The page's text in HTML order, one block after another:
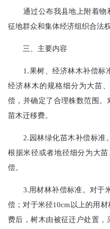
通过公布我县地上附着物
征地群众和集体经济组织合法
三、主要内容
1.果树、经济林木补偿标准
经济林木的规格细分为大苗
偿，并确定了合理株数范围
苗木迁移费。
2.园林绿化苗木补偿标准
根据米径或者地径细分为大
偿。
3.用材林补偿标准。对于米
偿；对于米径10cm以上的用
费后，树木由被征迁户处置，